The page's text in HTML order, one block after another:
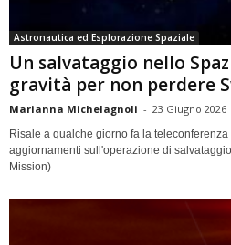
Astronautica ed Esplorazione Spaziale
Un salvataggio nello
gravità per non perdere
Marianna Michelagnoli - 23 Giugno 2026
Risale a qualche giorno fa la teleconferenza
aggiornamenti sull'operazione di
Mission)